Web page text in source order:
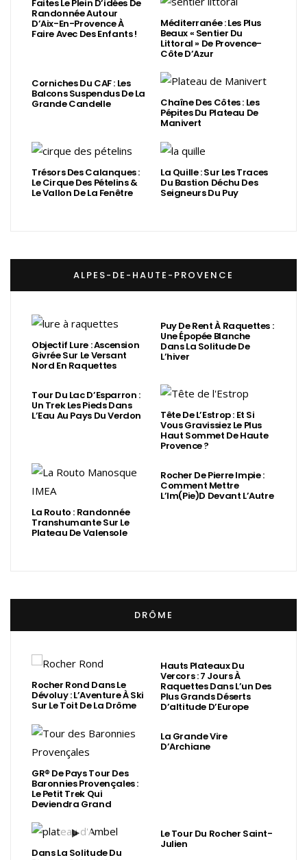
Faites Le Plein D’idées De
Randonnée Autour
D’Aix-En-Provence À
Faire Avec Des Enfants !
Méditerranée : Les Plus
Beaux « Sentier Du
Littoral » De Provence-
Côte D’Azur
Corniches Du CAF : Les
Balcons Suspendus De La
Grande Candelle Chaîne Des Côtes : Les
Pépites Du Plateau De
Manivert
Trésors Des Calanques :
Le Cirque Des Pételins &
Le Vallon De La Fenêtre
La Quille : Sur Les Traces
Du Bastion Déchu Des
Seigneurs Du Puy
ALPES-DE-HAUTE-PROVENCE
Objectif Lure : Ascension
Givrée Sur Le Versant
Nord En Raquettes
Puy De Rent À Raquettes :
Une Épopée Blanche
Dans La Solitude De
L’hiver
Tour Du Lac D’Esparron :
Un Trek Les Pieds Dans
L’Eau Au Pays Du Verdon Tête De L’Estrop : Et Si
Vous Gravissiez Le Plus
Haut Sommet De Haute
Provence ?
La Routo : Randonnée
Transhumante Sur Le
Plateau De Valensole
Rocher De Pierre Impie :
Comment Mettre
L’Im(Pie)d Devant L’Autre
DRÔME
Rocher Rond Dans Le
Dévoluy : L’Aventure À Ski
Sur Le Toit De La Drôme
Hauts Plateaux Du
Vercors : 7 Jours À
Raquettes Dans L’un Des
Plus Grands Déserts
D’altitude D’Europe
GR® De Pays Tour Des
Baronnies Provençales :
Le Petit Trek Qui
Deviendra Grand
La Grande Vire
D’Archiane
Dans La Solitude Du
Le Tour Du Rocher Saint-
Julien